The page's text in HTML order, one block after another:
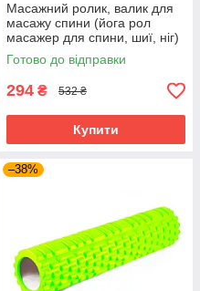
Масажний ролик, валик для
масажу спини (йога рол
масажер для спини, шиї, ніг)
OSPORT Lite (MS 1836)
Чорний
Готово до відправки
294 ₴ 532 ₴
Купити
–38%